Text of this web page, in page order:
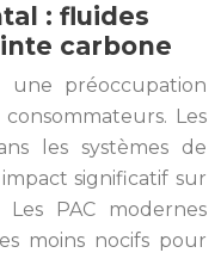
: fluides
carbone
une préoccupation
Les
les systèmes de
significatif sur
PAC modernes
moins nocifs pour